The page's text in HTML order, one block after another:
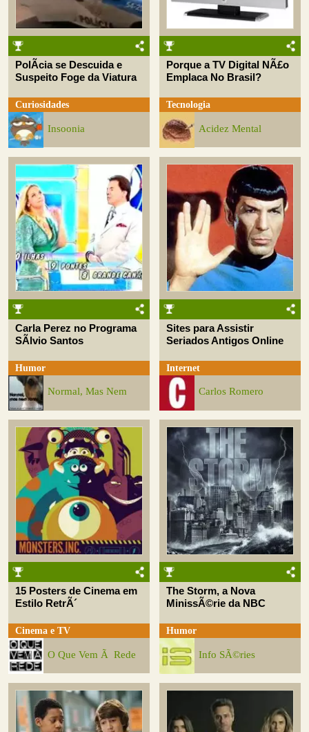
PolÃ­cia se Descuida e
Suspeito Foge da Viatura
Curiosidades
Insoonia
Porque a TV Digital NÃ£o
Emplaca No Brasil?
Tecnologia
Acidez Mental
Carla Perez no Programa
SÃ­lvio Santos
Humor
Normal, Mas Nem
Sites para Assistir
Seriados Antigos Online
Internet
Carlos Romero
15 Posters de Cinema em
Estilo RetrÃ´
Cinema e TV
O Que Vem Ã Rede
The Storm, a Nova
MinissÃ©rie da NBC
Humor
Info SÃ©ries